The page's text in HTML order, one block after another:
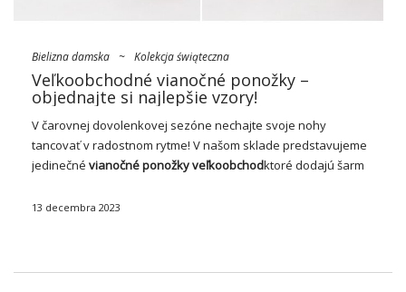
Bielizna damska ~ Kolekcja świąteczna
Veľkoobchodné vianočné ponožky –
objednajte si najlepšie vzory!
V čarovnej dovolenkovej sezóne nechajte svoje nohy
tancovať v radostnom rytme! V našom sklade predstavujeme
jedinečné vianočnéponožkyveľkoobchodktoré dodajú šarm
od klasických motívov sobov až po roztomilého Santa Clausa
13 decembra 2023